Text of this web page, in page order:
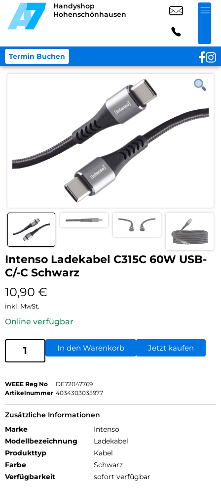
Handyshop
Hohenschönhausen
Termin Buchen
Intenso Ladekabel C315C 60W USB-
C/-C Schwarz
10,90 €
inkl. MwSt.
Online verfügbar
In den Warenkorb Jetzt kaufen
WEEE Reg No
DE72047769
Artikelnummer 4034303035977
Zusätzliche Informationen
Marke
Intenso
Modellbezeichnung
Ladekabel
Produkttyp
Kabel
Farbe
Schwarz
Verfügbarkeit
sofort verfügbar